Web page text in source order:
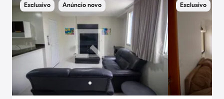
Exclusivo Anúncio novo Exclusivo